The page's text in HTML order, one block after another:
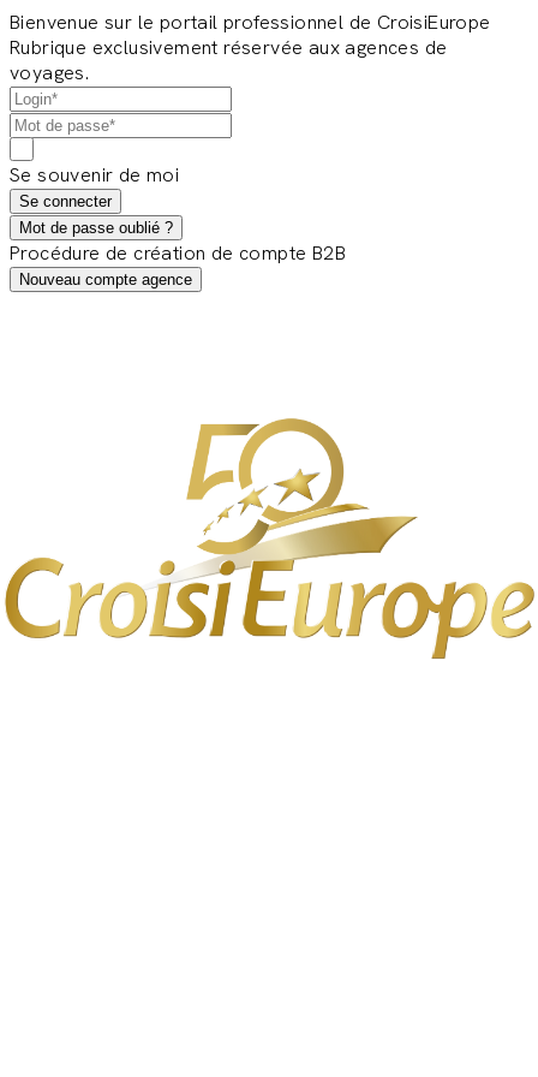
Bienvenue sur le portail professionnel de CroisiEurope
Rubrique exclusivement réservée aux agences de
voyages.
Se souvenir de moi
Se connecter
Mot de passe oublié ?
Procédure de création de compte B2B
Nouveau compte agence